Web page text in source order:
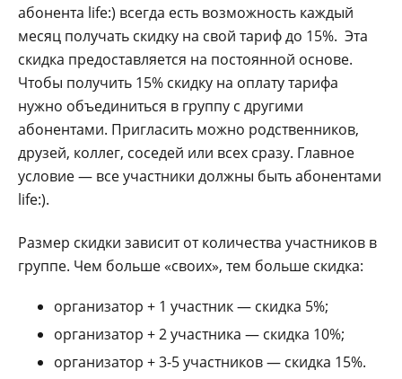
абонента life:) всегда есть возможность каждый
месяц получать скидку на свой тариф до 15%. Эта
скидка предоставляется на постоянной основе.
Чтобы получить 15% скидку на оплату тарифа
нужно объединиться в группу с другими
абонентами. Пригласить можно родственников,
друзей, коллег, соседей или всех сразу. Главное
условие — все участники должны быть абонентами
life:).
Размер скидки зависит от количества участников в
группе. Чем больше «своих», тем больше скидка:
организатор + 1 участник — скидка 5%;
организатор + 2 участника — скидка 10%;
организатор + 3-5 участников — скидка 15%.